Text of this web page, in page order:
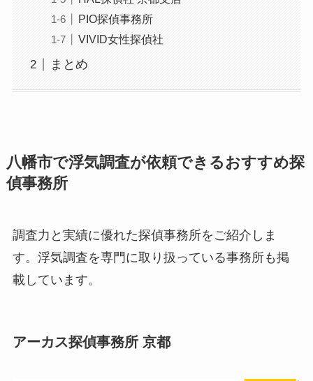
PIO探偵事務所
VIVID女性探偵社
まとめ
八幡市で浮気調査が依頼できるおすすめ探
偵事務所
調査力と実績に優れた探偵事務所をご紹介しま
す。浮気調査を専門に取り扱っている事務所も掲
載しています。
アーカス探偵事務所 京都